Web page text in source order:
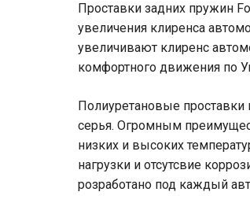
Проставки задних пружин
увеличения клиренса
увеличивают клиренс
комфортного движения по
Полиуретановые проставки
серья. Огромным
низких и высоких
нагрузки и отсутсвие
розработано под каждый